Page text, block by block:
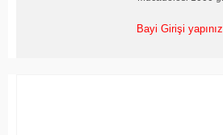
Bayi Girişi yapınız.